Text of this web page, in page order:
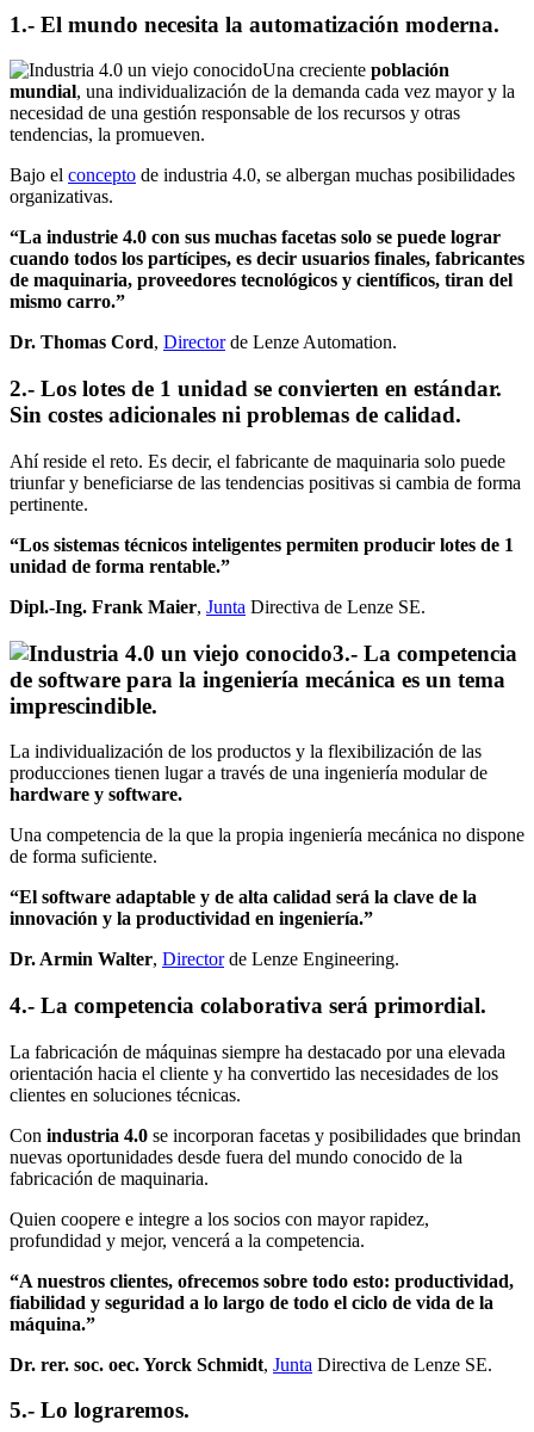
1.- El mundo necesita la automatización moderna.
Una creciente población
mundial, una individualización de la demanda cada vez mayor y la
necesidad de una gestión responsable de los recursos y otras
tendencias, la promueven.
Bajo el concepto de industria 4.0, se albergan muchas posibilidades
organizativas.
“La industrie 4.0 con sus muchas facetas solo se puede lograr
cuando todos los partícipes, es decir usuarios finales, fabricantes
de maquinaria, proveedores tecnológicos y científicos, tiran del
mismo carro.”
Dr. Thomas Cord, Directorde Lenze Automation.
2.- Los lotes de 1 unidad se convierten en estándar.
Sin costes adicionales ni problemas de calidad.
Ahí reside el reto. Es decir, el fabricante de maquinaria solo puede
triunfar y beneficiarse de las tendencias positivas si cambia de forma
pertinente.
“Los sistemas técnicos inteligentes permiten producir lotes de 1
unidad de forma rentable.”
Dipl.-Ing. Frank Maier, Junta Directiva de Lenze SE.
3.- La competencia
de software para la ingeniería mecánica es un tema
imprescindible.
La individualización de los productos y la flexibilización de las
producciones tienen lugar a través de una ingeniería modular de
hardware y software.
Una competencia de la que la propia ingeniería mecánica no dispone
de forma suficiente.
“El software adaptable y de alta calidad será la clave de la
innovación y la productividad en ingeniería.”
Dr. Armin Walter, Directorde Lenze Engineering.
4.- La competencia colaborativa será primordial.
La fabricación de máquinas siempre ha destacado por una elevada
orientación hacia el cliente y ha convertido las necesidades de los
clientes en soluciones técnicas.
Con industria 4.0 se incorporan facetas y posibilidades que brindan
nuevas oportunidades desde fuera del mundo conocido de la
fabricación de maquinaria.
Quien coopere e integre a los socios con mayor rapidez,
profundidad y mejor, vencerá a la competencia.
“A nuestros clientes, ofrecemos sobre todo esto: productividad,
fiabilidad y seguridad a lo largo de todo el ciclo de vida de la
máquina.”
Dr. rer. soc. oec. Yorck Schmidt, Junta Directiva de Lenze SE.
5.- Lo lograremos.